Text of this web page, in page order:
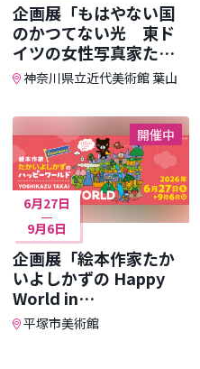
企画展「もはやない国
のかつてない光 東ド
イツの女性写真家た
ち」
神奈川県立近代美術館 葉山
開催中
6月27日
9月6日
企画展「絵本作家たか
いよしかずの Happy
World in
HIRATSUKA」
平塚市美術館